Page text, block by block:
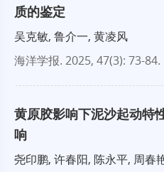
质的鉴定
吴克敏, 鲁介一, 黄凌风
海洋学报. 2025, 47(3): 73-84.
黄原胶影响下泥沙起动特
响
尧印鹏, 许春阳, 陈永平, 周春